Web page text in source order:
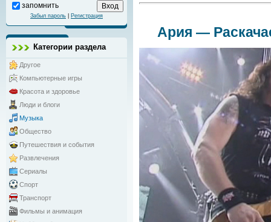
запомнить
Забыл пароль Регистрация
Категории раздела
Другое
Компьютерные игры
Красота и здоровье
Люди и блоги
Музыка
Общество
Путешествия и события
Развлечения
Сериалы
Спорт
Транспорт
Фильмы и анимация
Ария —